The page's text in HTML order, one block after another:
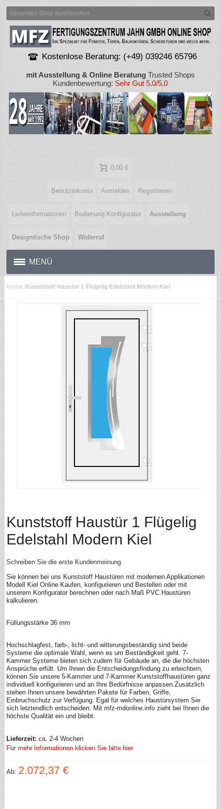
Kostenlose Beratung: (+49) 039246 65796
mit Ausstellung & Online BeratungTrusted Shops
Kundenbewertung:Sehr Gut 5.0/5.0
0,00 €
Benutzerkonto Anmelden Registrieren
Lieferinformationen Bedienung Konfigurator Ausstellung
Designtische Shop Widerruf
MENÜ
Home /Kunststoff Haustür 1 Flügelig Edelstahl Modern Kiel
Kunststoff Haustür 1 Flügelig
Edelstahl Modern Kiel
Schreiben Sie die erste Kundenmeinung
Sie können bei uns Kunststoff Haustüren mit modernen Applikationen
Modell Kiel Online Kaufen, konfigurieren und Bestellen oder mit
unserem Konfigurator berechnen oder nach Maß PVC Haustüren
kalkulieren.
Füllungsstärke 36 mm
Hochschlagfest, farb-, licht- und witterungsbeständig sind beide
Systeme die optimale Wahl, wenn es um Beständigkeit geht. 7-
Kammer Systeme bieten sich zudem für Gebäude an, die die höchsten
Ansprüche erfült. Um Ihnen die Entscheidungsfindung zu erleichtern,
können Sie unsere 5-Kammer und 7-Kammer Kunststoffhaustüren ganz
individuell konfigurieren und an Ihre Bedürfnisse anpassen.Zusätzlich
stehen Ihnen unsere bewährten Pakete für Farben, Griffe,
Einbruchschutz zur Verfügung. Egal für welches Haustürsystem Sie
sich letztendlich entscheiden: Mit mfz-mdonline.info zieht bei Ihnen die
höchste Qualität ein und bleibt.
Lieferzeit: ca. 2-4 Wochen
Für mehr Informationen klicken Sie bitte hier
Ab: 2.072,37 €